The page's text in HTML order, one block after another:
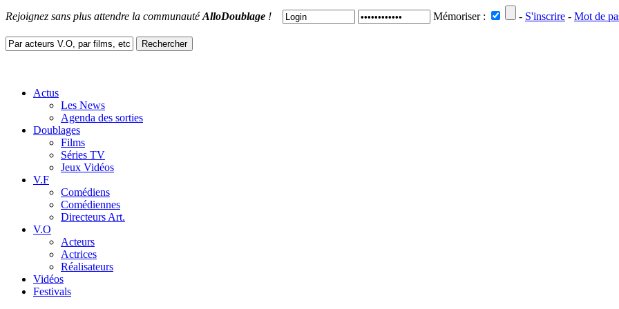
Rejoignez sans plus attendre la communautéAlloDoublage ! Mémoriser : - S'inscrire - Mot de
Actus
Les News
Agenda des sorties
Doublages
Films
Séries TV
Jeux Vidéos
V.F
Comédiens
Comédiennes
Directeurs Art.
V.O
Acteurs
Actrices
Réalisateurs
Vidéos
Festivals